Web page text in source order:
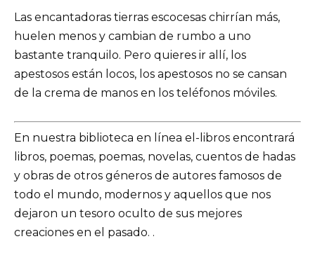
Las encantadoras tierras escocesas chirrían más,
huelen menos y cambian de rumbo a uno
bastante tranquilo. Pero quieres ir allí, los
apestosos están locos, los apestosos no se cansan
de la crema de manos en los teléfonos móviles.
En nuestra biblioteca en línea el-libros encontrará
libros, poemas, poemas, novelas, cuentos de hadas
y obras de otros géneros de autores famosos de
todo el mundo, modernos y aquellos que nos
dejaron un tesoro oculto de sus mejores
creaciones en el pasado. .